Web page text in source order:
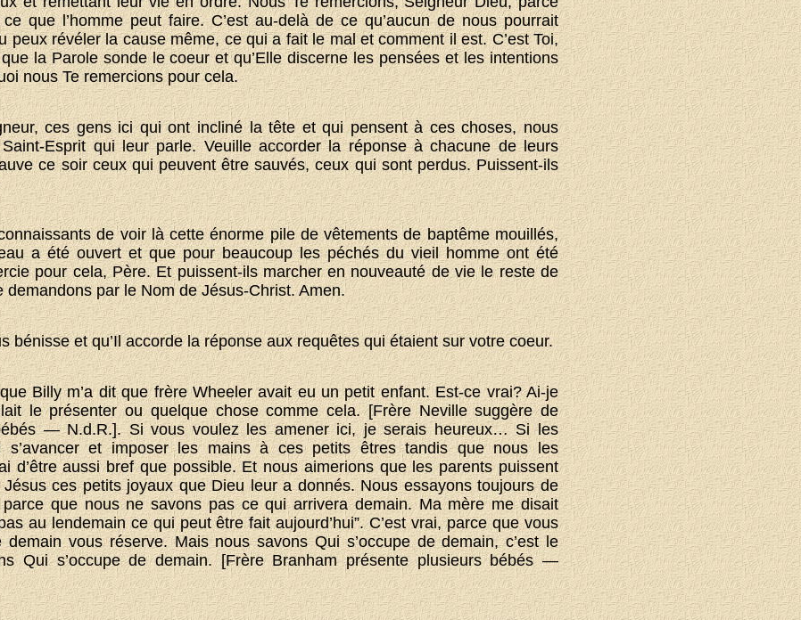
que l’homme peut faire. C’est au-delà de ce qu’aucun de nous pourrait
peux révéler la cause même, ce qui a fait le mal et comment il est. C’est Toi,
la Parole sonde le coeur et qu’Elle discerne les pensées et les intentions
nous Te remercions pour cela.
ces gens ici qui ont incliné la tête et qui pensent à ces choses, nous
Esprit qui leur parle. Veuille accorder la réponse à chacune de leurs
ce soir ceux qui peuvent être sauvés, ceux qui sont perdus. Puissent-ils
de voir là cette énorme pile de vêtements de baptême mouillés,
a été ouvert et que pour beaucoup les péchés du vieil homme ont été
pour cela, Père. Et puissent-ils marcher en nouveauté de vie le reste de
demandons par le Nom de Jésus-Christ. Amen.
bénisse et qu’Il accorde la réponse aux requêtes qui étaient sur votre coeur.
Billy m’a dit que frère Wheeler avait eu un petit enfant. Est-ce vrai? Ai-je
le présenter ou quelque chose comme cela. [Frère Neville suggère de
— N.d.R.]. Si vous voulez les amener ici, je serais heureux… Si les
s’avancer et imposer les mains à ces petits êtres tandis que nous les
d’être aussi bref que possible. Et nous aimerions que les parents puissent
ces petits joyaux que Dieu leur a donnés. Nous essayons toujours de
que nous ne savons pas ce qui arrivera demain. Ma mère me disait
au lendemain ce qui peut être fait aujourd’hui”. C’est vrai, parce que vous
vous réserve. Mais nous savons Qui s’occupe de demain, c’est le
Qui s’occupe de demain. [Frère Branham présente plusieurs bébés —